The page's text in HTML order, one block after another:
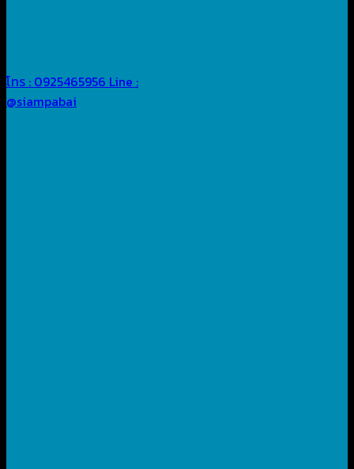
โทร : 0925465956 Line :
@siampabai